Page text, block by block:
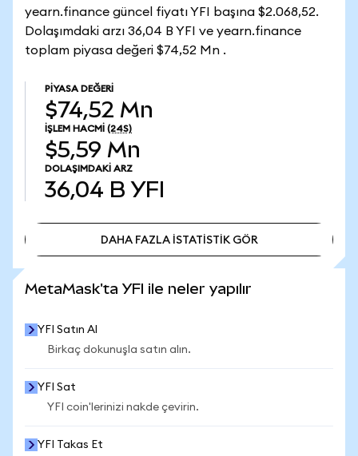
yearn.finance güncel fiyatı YFI başına $2.068,52.
Dolaşımdaki arzı 36,04 B YFI ve yearn.finance
toplam piyasa değeri $74,52 Mn .
PIYASA DEĞERI
$74,52 Mn
İŞLEM HACMI (24S)
$5,59 Mn
DOLAŞIMDAKI ARZ
36,04 B YFI
DAHA FAZLA İSTATİSTİK GÖR
MetaMask'ta YFI ile neler yapılır
YFI Satın Al
Birkaç dokunuşla satın alın.
YFI Sat
YFI coin'lerinizi nakde çevirin.
YFI Takas Et